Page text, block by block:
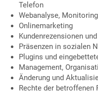
Telefon
Webanalyse,
Onlinemarketing
Kundenrezensionen
Präsenzen in sozialen
Plugins und
Management,
Änderung und
Rechte der betroffenen